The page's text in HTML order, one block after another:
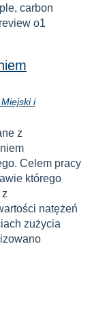
carbon
o1
i
z
Celem pracy
którego
natężeń
zużycia